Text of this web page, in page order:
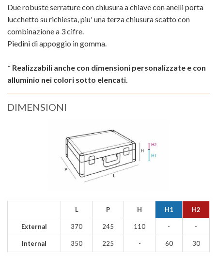
Due robuste serrature con chiusura a chiave con anelli porta
lucchetto su richiesta, piu' una terza chiusura scatto con
combinazione a 3 cifre.
Piedini di appoggio in gomma.
* Realizzabili anche con dimensioni personalizzate e con
alluminio nei colori sotto elencati.
DIMENSIONI
L P H H1 H2
External 370 245 110 - -
Internal 350 225 - 60 30